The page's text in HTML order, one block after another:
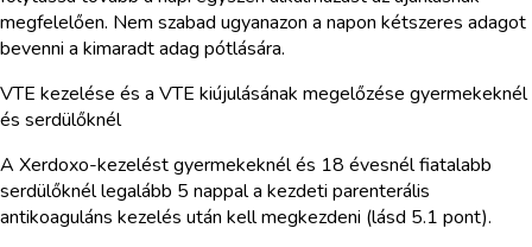
megfelelően. Nem szabad ugyanazon a napon kétszeres adagot
bevenni a kimaradt adag pótlására.
VTE kezelése és a VTE kiújulásának megelőzése gyermekeknél
és serdülőknél
A Xerdoxo-kezelést gyermekeknél és 18 évesnél fiatalabb
serdülőknél legalább 5 nappal a kezdeti parenterális
antikoaguláns kezelés után kell megkezdeni (lásd 5.1 pont).